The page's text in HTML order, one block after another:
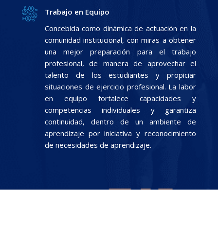
Trabajo en Equipo
Concebida como dinámica de actuación en la
comunidad institucional, con miras a obtener
una mejor preparación para el trabajo
profesional, de manera de aprovechar el
talento de los estudiantes y propiciar
situaciones de ejercicio profesional. La labor
en equipo fortalece capacidades y
competencias individuales y garantiza
continuidad, dentro de un ambiente de
aprendizaje por iniciativa y reconocimiento
de necesidades de aprendizaje.